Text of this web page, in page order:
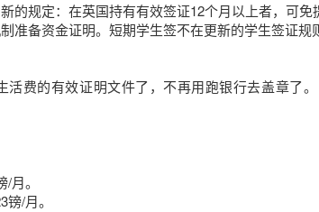
的规定：在英国持有有效签证12个月以上者，可免
准备资金证明。短期学生签不在更新的学生签证规
费的有效证明文件了，不再用跑银行去盖章了。
月。
/月。